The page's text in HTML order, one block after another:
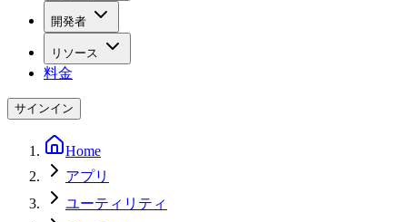
開発者
リソース
料金
サインイン
Home
アプリ
ユーティリティ